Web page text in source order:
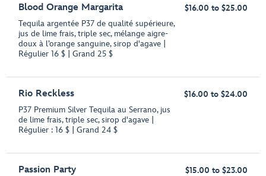
Blood Orange Margarita
Tequila argentée P37 de qualité supérieure,
jus de lime frais, triple sec, mélange aigre-
doux à l’orange sanguine, sirop d'agave |
Régulier 16 $ | Grand 25 $
$16.00 to $25.00
Rio Reckless
P37 Premium Silver Tequila au Serrano, jus
de lime frais, triple sec, sirop d'agave |
Régulier : 16 $ | Grand 24 $
$16.00 to $24.00
Passion Party $15.00 to $23.00